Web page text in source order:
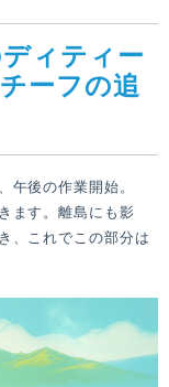
ィティー
ーフの追
午後の作業開始。
ます。離島にも影
、これでこの部分は